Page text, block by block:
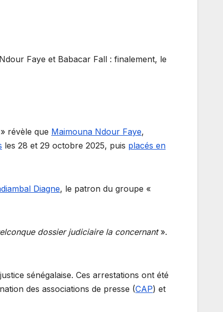
Faye et Babacar Fall : finalement, le
révèle que Maimouna Ndour Faye,
les 28 et 29 octobre 2025, puis placés en
Diagne, le patron du groupe «
dossier judiciaire la concernant».
sénégalaise. Ces arrestations ont été
des associations de presse (CAP) et